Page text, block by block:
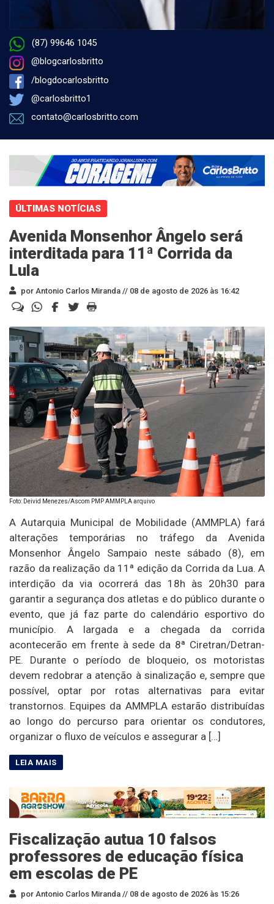
(87) 99646 1045
@blogcarlosbritto
/blogdocarlosbritto
@carlosbritto1
contato@carlosbritto.com
ÚLTIMAS NOTÍCIAS
Avenida Monsenhor Ângelo será
interditada para 11ª Corrida da
Lula
por Antonio Carlos Miranda // 08 de agosto de 2026 às 16:42
Foto: Deivid Menezes/Ascom PMP AMMPLA arquivo
A Autarquia Municipal de Mobilidade (AMMPLA) fará
alterações temporárias no tráfego da Avenida
Monsenhor Ângelo Sampaio neste sábado (8), em
razão da realização da 11ª edição da Corrida da Lua. A
interdição da via ocorrerá das 18h às 20h30 para
garantir a segurança dos atletas e do público durante o
evento, que já faz parte do calendário esportivo do
município. A largada e a chegada da corrida
acontecerão em frente à sede da 8ª Ciretran/Detran-
PE. Durante o período de bloqueio, os motoristas
devem redobrar a atenção à sinalização e, sempre que
possível, optar por rotas alternativas para evitar
transtornos. Equipes da AMMPLA estarão distribuídas
ao longo do percurso para orientar os condutores,
organizar o fluxo de veículos e assegurar a […]
Fiscalização autua 10 falsos
professores de educação física
em escolas de PE
por Antonio Carlos Miranda // 08 de agosto de 2026 às 15:26